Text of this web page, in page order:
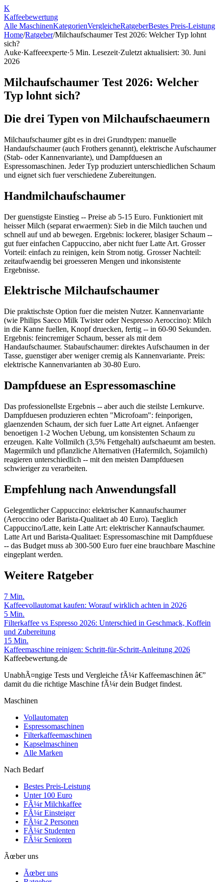
K
Kaffeebewertung
Alle MaschinenKategorienVergleicheRatgeberBestes Preis-Leistung
Home/Ratgeber/Milchaufschaumer Test 2026: Welcher Typ lohnt
sich?
Auke·Kaffeeexperte·5 Min. Lesezeit·Zuletzt aktualisiert: 30. Juni
2026
Milchaufschaumer Test 2026: Welcher
Typ lohnt sich?
Die drei Typen von Milchaufschaeumern
Milchaufschaumer gibt es in drei Grundtypen: manuelle
Handaufschaumer (auch Frothers genannt), elektrische Aufschaumer
(Stab- oder Kannenvariante), und Dampfduesen an
Espressomaschinen. Jeder Typ produziert unterschiedlichen Schaum
und eignet sich fuer verschiedene Zubereitungen.
Handmilchaufschaumer
Der guenstigste Einstieg -- Preise ab 5-15 Euro. Funktioniert mit
heisser Milch (separat erwaermen): Sieb in die Milch tauchen und
schnell auf und ab bewegen. Ergebnis: lockerer, blasiger Schaum --
gut fuer einfachen Cappuccino, aber nicht fuer Latte Art. Grosser
Vorteil: einfach zu reinigen, kein Strom notig. Grosser Nachteil:
zeitaufwaendig bei groesseren Mengen und inkonsistente
Ergebnisse.
Elektrische Milchaufschaumer
Die praktischste Option fuer die meisten Nutzer. Kannenvariante
(wie Philips Saeco Milk Twister oder Nespresso Aeroccino): Milch
in die Kanne fuellen, Knopf druecken, fertig -- in 60-90 Sekunden.
Ergebnis: feincremiger Schaum, besser als mit dem
Handaufschaumer. Stabaufschaumer: direktes Aufschaumen in der
Tasse, guenstiger aber weniger cremig als Kannenvariante. Preis:
elektrische Kannenvarianten ab 30-80 Euro.
Dampfduese an Espressomaschine
Das professionellste Ergebnis -- aber auch die steilste Lernkurve.
Dampfduesen produzieren echten "Microfoam": feinporigen,
glaenzenden Schaum, der sich fuer Latte Art eignet. Anfaenger
benoetigen 1-2 Wochen Uebung, um konsistenten Schaum zu
erzeugen. Kalte Vollmilch (3,5% Fettgehalt) aufschaeumt am besten.
Magermilch und pflanzliche Alternativen (Hafermilch, Sojamilch)
reagieren unterschiedlich -- mit den meisten Dampfduesen
schwieriger zu verarbeiten.
Empfehlung nach Anwendungsfall
Gelegentlicher Cappuccino: elektrischer Kannaufschaumer
(Aeroccino oder Barista-Qualitaet ab 40 Euro). Taeglich
Cappuccino/Latte, kein Latte Art: elektrischer Kannaufschaumer.
Latte Art und Barista-Qualitaet: Espressomaschine mit Dampfduese
-- das Budget muss ab 300-500 Euro fuer eine brauchbare Maschine
eingeplant werden.
Weitere Ratgeber
7 Min.
Kaffeevollautomat kaufen: Worauf wirklich achten in 2026
5 Min.
Filterkaffee vs Espresso 2026: Unterschied in Geschmack, Koffein
und Zubereitung
15 Min.
Kaffeemaschine reinigen: Schritt-für-Schritt-Anleitung 2026
Kaffeebewertung.de
UnabhÃ¤ngige Tests und Vergleiche fÃ¼r Kaffeemaschinen â€”
damit du die richtige Maschine fÃ¼r dein Budget findest.
Maschinen
Vollautomaten
Espressomaschinen
Filterkaffeemaschinen
Kapselmaschinen
Alle Marken
Nach Bedarf
Bestes Preis-Leistung
Unter 100 Euro
FÃ¼r Milchkaffee
FÃ¼r Einsteiger
FÃ¼r 2 Personen
FÃ¼r Studenten
FÃ¼r Senioren
Ãœber uns
Ãœber uns